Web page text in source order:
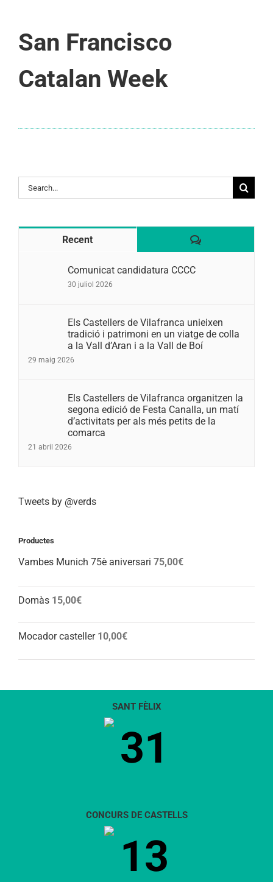
San Francisco
Catalan Week
Search
for:
Recent Comentaris
Comunicat candidatura CCCC
30 juliol 2026
Els Castellers de Vilafranca unieixen
tradició i patrimoni en un viatge de colla
a la Vall d’Aran i a la Vall de Boí
29 maig 2026
Els Castellers de Vilafranca organitzen la
segona edició de Festa Canalla, un matí
d’activitats per als més petits de la
comarca
21 abril 2026
Tweets by @verds
Productes
Vambes Munich 75è aniversari 75,00€
Domàs 15,00€
Mocador casteller 10,00€
SANT FÈLIX
31
CONCURS DE CASTELLS
13